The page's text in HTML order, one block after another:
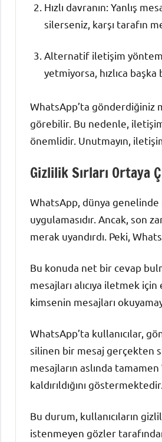
Hızlı davranın: Yanlış
silerseniz, karşı tarafın
Alternatif iletişim
yetmiyorsa, hızlıca
WhatsApp’ta gönderdiğiniz
görebilir. Bu nedenle,
önemlidir. Unutmayın,
Gizlilik Sırları Ortaya
WhatsApp, dünya
uygulamasıdır. Ancak, son
merak uyandırdı. Peki,
Bu konuda net bir cevap
mesajları alıcıya iletmek
kimsenin mesajları
WhatsApp’ta kullanıcılar,
silinen bir mesaj gerçekten
mesajların aslında tamamen
kaldırıldığını
Bu durum, kullanıcıların
istenmeyen gözler